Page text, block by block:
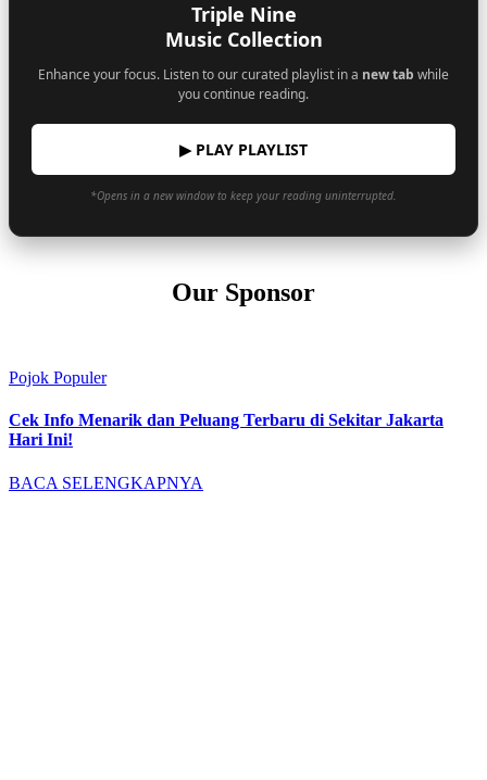
Triple Nine
Music Collection
Enhance your focus. Listen to our curated playlist in a new tab while
you continue reading.
▶ PLAY PLAYLIST
*Opens in a new window to keep your reading uninterrupted.
Our Sponsor
Pojok Populer
Cek Info Menarik dan Peluang Terbaru di Sekitar Jakarta
Hari Ini!
BACA SELENGKAPNYA